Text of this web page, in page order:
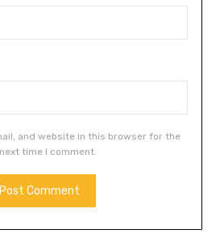
and website in this browser for the
next time I comment.